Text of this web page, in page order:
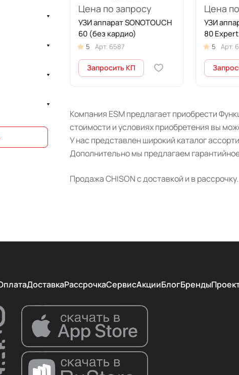
Цена по запросу
УЗИ аппарат SONOTOUCH
60 (без кардио)
5 Арт. 6587
Запросить КП
Цена
УЗИ
80
5 Арт.
Компания ESM предлагает приобрести
стоимости и условиях приобретения вы
У нас представлен широкий каталог
Дополнительно мы предлагаем
Продажа CHISON с доставкой и в рассрочку.
ДоставкаРассрочкаСервисАкцииБлогБренды